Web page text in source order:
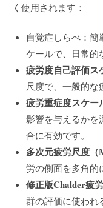
く使用されます：
自覚症しらべ：簡
ケールで、日常的
疲労度自己評価ス
尺度で、一般的な
疲労重症度スケー
影響を与えるかを
合に有効です。
多次元疲労尺度（
労の側面を多角的
修正版Chalder疲
群の評価に使われ